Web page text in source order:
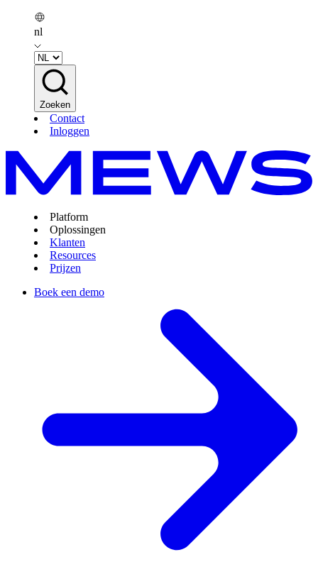
nl
Zoeken
Contact
Inloggen
Platform
Oplossingen
Klanten
Resources
Prijzen
Boek een demo